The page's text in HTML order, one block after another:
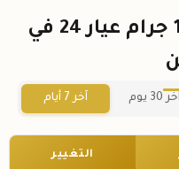
سعر سبيكة ذهب 100 جرام عيار 24 في
آخر 30 يوم آخر 7 أيام
التغيير